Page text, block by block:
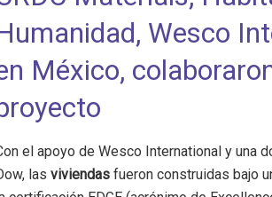
Wesco
México,
el apoyo de Wesco International y una
las viviendas fueron construidas bajo